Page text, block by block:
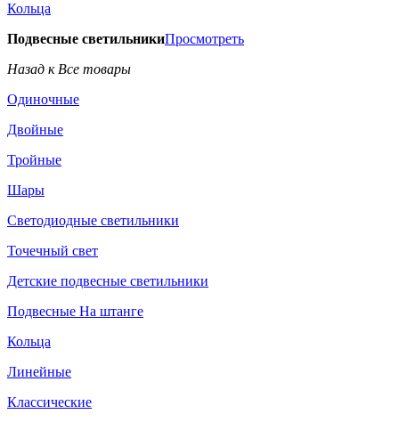
Кольца
Подвесные светильникиПросмотреть
Назад к Все товары
Одиночные
Двойные
Тройные
Шары
Светодиодные светильники
Точечный свет
Детские подвесные светильники
Подвесные На штанге
Кольца
Линейные
Классические